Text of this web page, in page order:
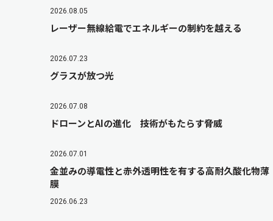
2026.08.05
レーザー無線給電でエネルギーの制約を越える
2026.07.23
グラスが放つ光
2026.07.08
ドローンとAIの進化 技術がもたらす脅威
2026.07.01
金並みの導電性と赤外透明性を有する高耐久酸化物薄
膜
2026.06.23